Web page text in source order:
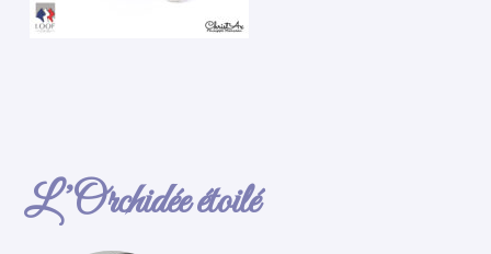
L’Orchidée étoilé